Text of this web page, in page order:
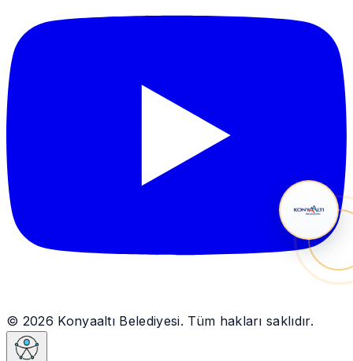
© 2026 Konyaaltı Belediyesi. Tüm hakları saklıdır.